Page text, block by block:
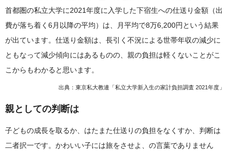
首都圏の私立大学に2021年度に入学した下宿生への仕送り金額（出
費が落ち着く6月以降の平均）は、月平均で8万6,200円という結果
が出ています。仕送り金額は、長引く不況による世帯年収の減少に
ともなって減少傾向にはあるものの、親の負担は軽くないことがこ
こからもわかると思います。
出典：東京私大教連「私立大学新入生の家計負担調査 2021年度」
親としての判断は
子どもの成長を取るか、はたまた仕送りの負担をなくすか、判断は
二者択一です。かわいい子には旅をさせよ、の言葉でありません